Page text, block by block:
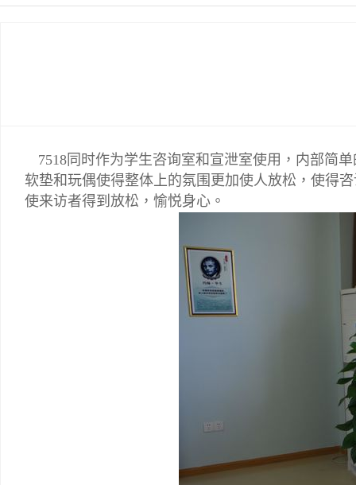
7518同时作为学生咨询室和宣泄室使用，内部简
软垫和玩偶使得整体上的氛围更加使人放松，使得
使来访者得到放松，愉悦身心。